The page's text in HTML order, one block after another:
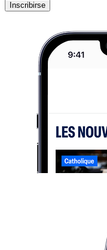
Inscribirse